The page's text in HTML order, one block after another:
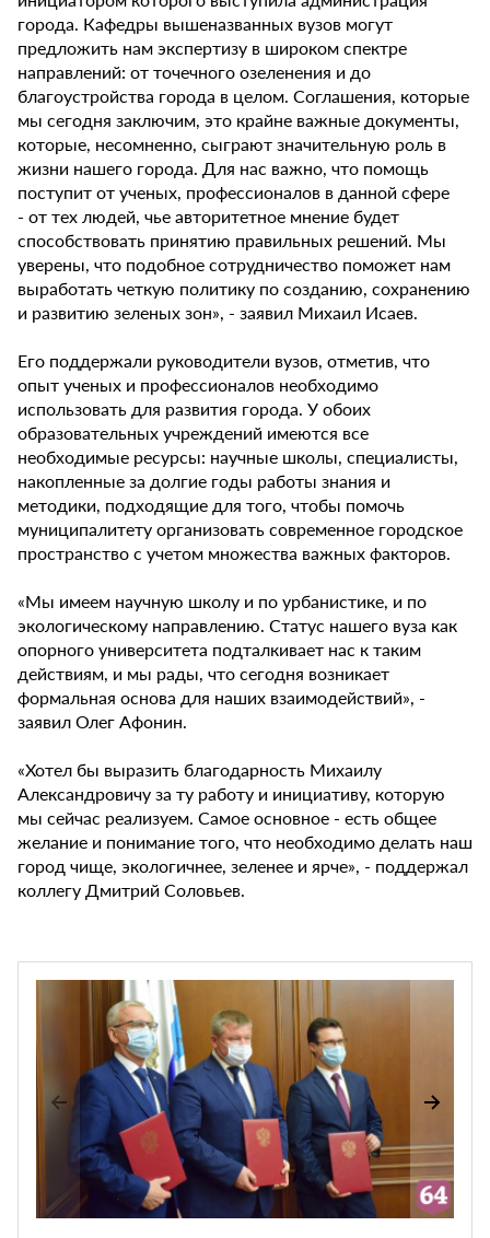
города. Кафедры вышеназванных вузов могут
предложить нам экспертизу в широком спектре
направлений: от точечного озеленения и до
благоустройства города в целом. Соглашения, которые
мы сегодня заключим, это крайне важные документы,
которые, несомненно, сыграют значительную роль в
жизни нашего города. Для нас важно, что помощь
поступит от ученых, профессионалов в данной сфере
- от тех людей, чье авторитетное мнение будет
способствовать принятию правильных решений. Мы
уверены, что подобное сотрудничество поможет нам
выработать четкую политику по созданию, сохранению
и развитию зеленых зон», - заявил Михаил Исаев.
Его поддержали руководители вузов, отметив, что
опыт ученых и профессионалов необходимо
использовать для развития города. У обоих
образовательных учреждений имеются все
необходимые ресурсы: научные школы, специалисты,
накопленные за долгие годы работы знания и
методики, подходящие для того, чтобы помочь
муниципалитету организовать современное городское
пространство с учетом множества важных факторов.
«Мы имеем научную школу и по урбанистике, и по
экологическому направлению. Статус нашего вуза как
опорного университета подталкивает нас к таким
действиям, и мы рады, что сегодня возникает
формальная основа для наших взаимодействий», -
заявил Олег Афонин.
«Хотел бы выразить благодарность Михаилу
Александровичу за ту работу и инициативу, которую
мы сейчас реализуем. Самое основное - есть общее
желание и понимание того, что необходимо делать наш
город чище, экологичнее, зеленее и ярче», - поддержал
коллегу Дмитрий Соловьев.